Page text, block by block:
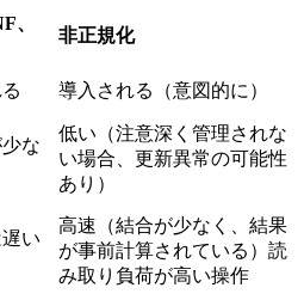
、
非正規化
導入される（意図的に）
な
低い（注意深く管理されな
い場合、更新異常の可能性
あり）
い
高速（結合が少なく、結果
が事前計算されている）読
み取り負荷が高い操作